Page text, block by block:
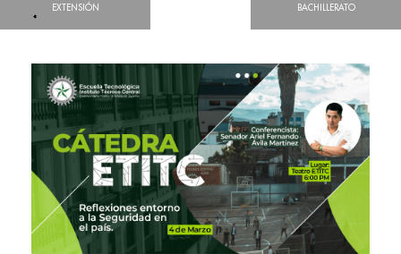
EXTENSIÓN BACHILLERATO